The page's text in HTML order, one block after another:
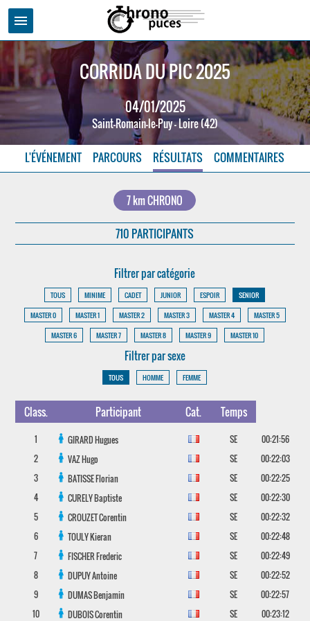
menu
CORRIDA DU PIC 2025
04/01/2025
Saint-Romain-le-Puy - Loire (42)
L'ÉVÉNEMENT PARCOURS RÉSULTATS COMMENTAIRES
7 km CHRONO
710 PARTICIPANTS
Filtrer par catégorie
TOUS MINIME CADET JUNIOR ESPOIR
SENIOR
MASTER 0
MASTER 1 MASTER 2 MASTER 3 MASTER 4
MASTER 5
MASTER 6
MASTER 7 MASTER 8 MASTER 9 MASTER 10
Filtrer par sexe
TOUS HOMME FEMME
Class. Participant Cat. Temps
1 GIRARDHugues SE
00:21:56
2
VAZHugo SE
00:22:03
3
BATISSEFlorian SE
00:22:25
4
CURELYBaptiste SE
00:22:30
5
CROUZETCorentin SE
00:22:32
6
TOULYKieran SE
00:22:48
7
FISCHERFrederic SE
00:22:49
8
DUPUYAntoine SE
00:22:52
9
DUMASBenjamin SE
00:22:57
10
DUBOISCorentin SE
00:23:12